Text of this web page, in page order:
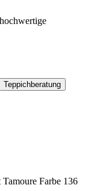
Teppichberatung
Farbe 136